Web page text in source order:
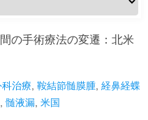
の手術療法の変遷：北米
科治療 鞍結節髄膜腫 経鼻経蝶
髄液漏 米国